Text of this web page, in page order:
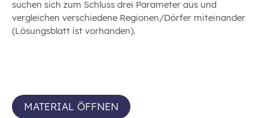
suchen sich zum Schluss drei Parameter aus und
vergleichen verschiedene Regionen/Dörfer miteinander
(Lösungsblatt ist vorhanden).
MATERIAL ÖFFNEN